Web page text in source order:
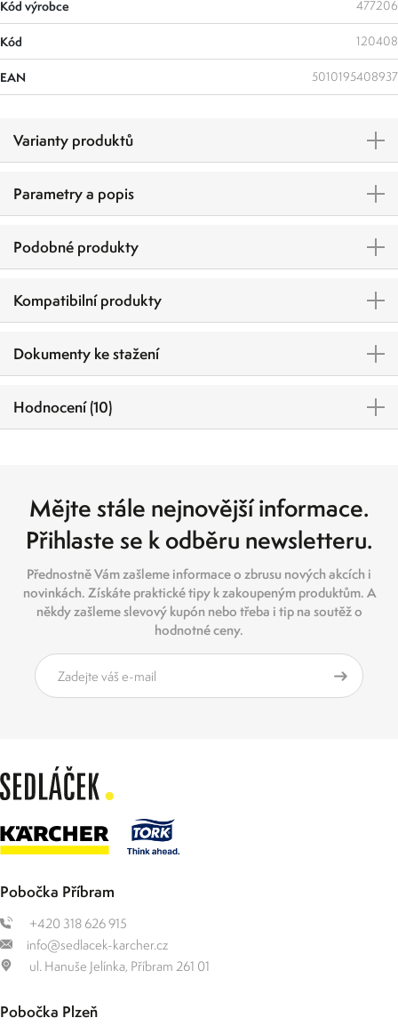
Kód výrobce 477206
Kód 120408
EAN 5010195408937
Varianty produktů
Parametry a popis
Podobné produkty
Kompatibilní produkty
Dokumenty ke stažení
Hodnocení (10)
Mějte stále nejnovější informace.
Přihlaste se k odběru newsletteru.
Přednostně Vám zašleme informace o zbrusu nových akcích i
novinkách. Získáte praktické tipy k zakoupeným produktům. A
někdy zašleme slevový kupón nebo třeba i tip na soutěž o
hodnotné ceny.
Pobočka Příbram
+420 318 626 915
info@sedlacek-karcher.cz
ul. Hanuše Jelínka, Příbram 261 01
Pobočka Plzeň